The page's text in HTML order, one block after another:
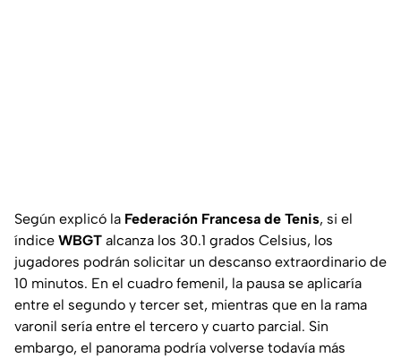
Según explicó la Federación Francesa de Tenis, si el
índice WBGT alcanza los 30.1 grados Celsius, los
jugadores podrán solicitar un descanso extraordinario de
10 minutos. En el cuadro femenil, la pausa se aplicaría
entre el segundo y tercer set, mientras que en la rama
varonil sería entre el tercero y cuarto parcial. Sin
embargo, el panorama podría volverse todavía más